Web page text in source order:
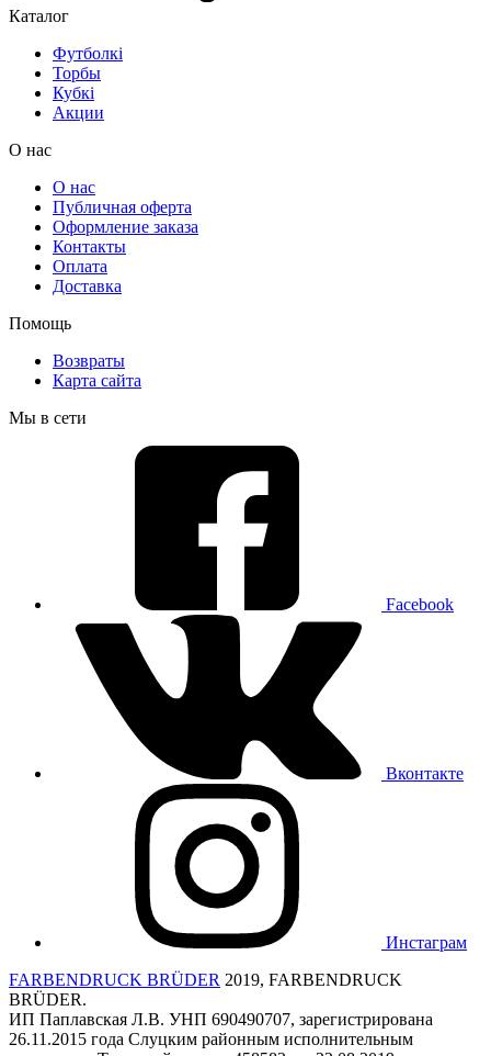
Каталог
Футболкі
Торбы
Кубкі
Акции
О нас
О нас
Публичная оферта
Оформление заказа
Контакты
Оплата
Доставка
Помощь
Возвраты
Карта сайта
Мы в сети
Facebook
Вконтакте
Инстаграм
FARBENDRUCK BRÜDER 2019, FARBENDRUCK
BRÜDER.
ИП Паплавская Л.В. УНП 690490707, зарегистрирована
26.11.2015 года Слуцким районным исполнительным